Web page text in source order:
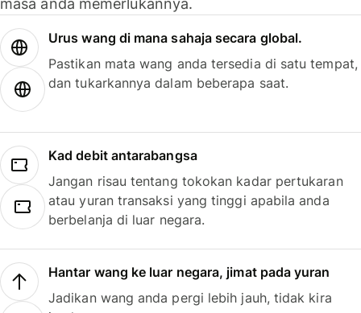
masa anda memerlukannya.
Urus wang di mana sahaja secara global.
Pastikan mata wang anda tersedia di satu tempat,
dan tukarkannya dalam beberapa saat.
Kad debit antarabangsa
Jangan risau tentang tokokan kadar pertukaran
atau yuran transaksi yang tinggi apabila anda
berbelanja di luar negara.
Hantar wang ke luar negara, jimat pada yuran
Jadikan wang anda pergi lebih jauh, tidak kira